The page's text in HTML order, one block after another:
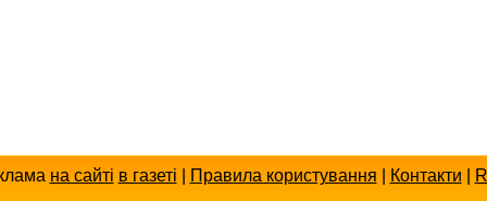
на сайті в газеті Правила користування Контакти